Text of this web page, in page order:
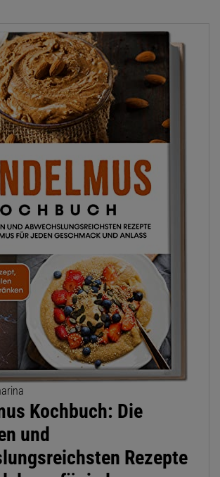
Kochbuch: Die
und
Rezepte